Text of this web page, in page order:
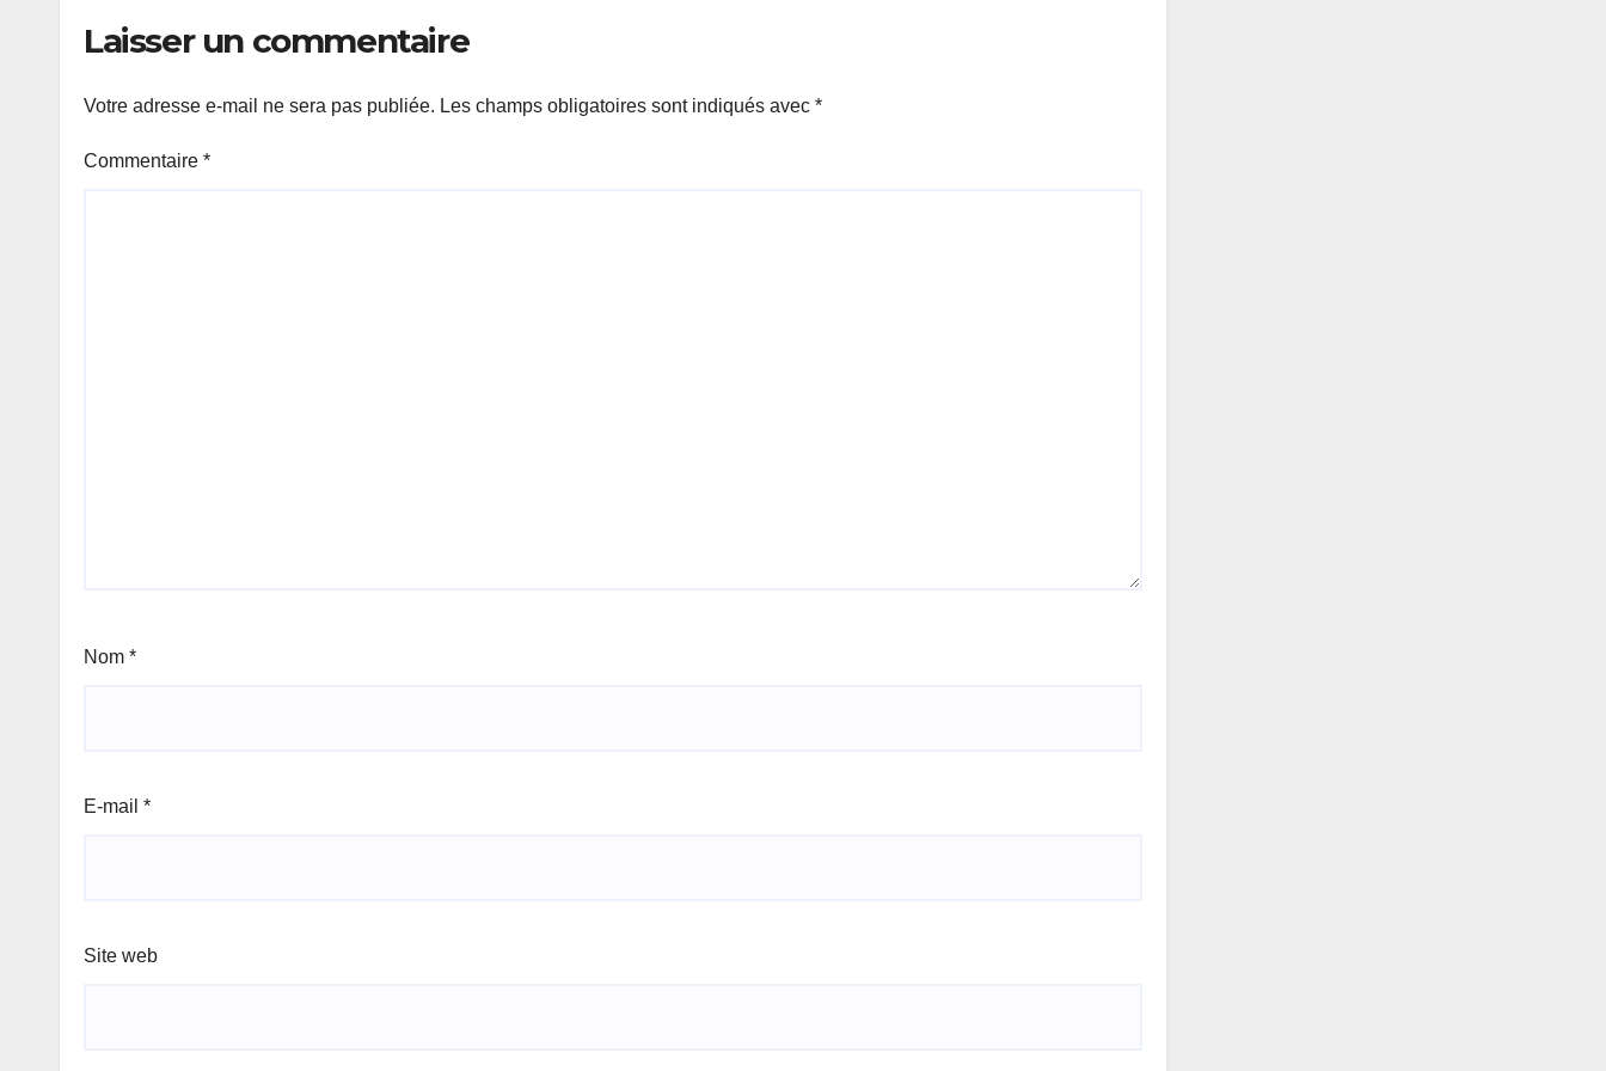
Laisser un commentaire
Votre adresse e-mail ne sera pas publiée. Les champs obligatoires sont indiqués avec *
Commentaire *
Nom *
E-mail *
Site web